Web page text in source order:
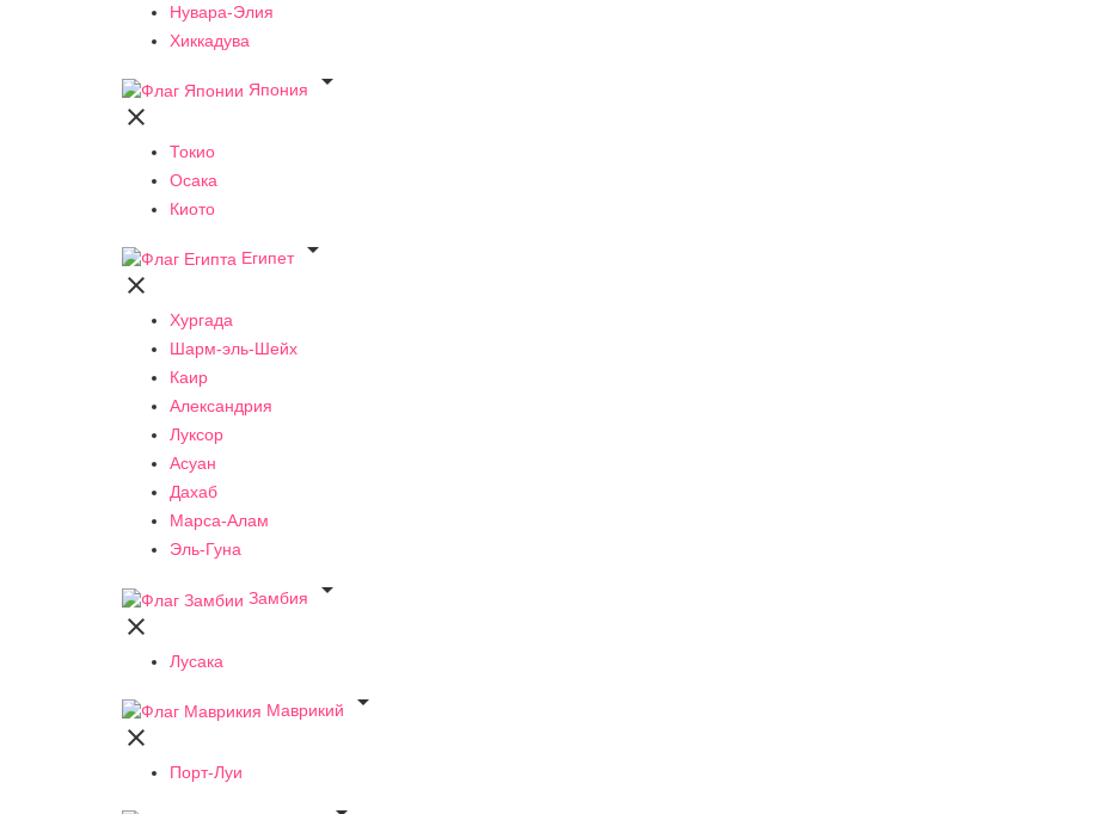
Нувара-Элия
Хиккадува
Япония


Токио
Осака
Киото
Египет


Хургада
Шарм-эль-Шейх
Каир
Александрия
Луксор
Асуан
Дахаб
Марса-Алам
Эль-Гуна
Замбия


Лусака
Маврикий


Порт-Луи